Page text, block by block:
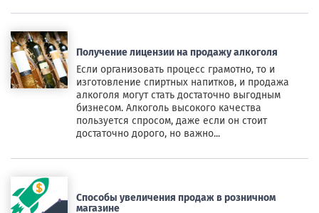
Получение лицензии на продажу алкоголя
Если организовать процесс грамотно, то и
изготовление спиртных напитков, и продажа
алкоголя могут стать достаточно выгодным
бизнесом. Алкоголь высокого качества
пользуется спросом, даже если он стоит
достаточно дорого, но важно...
Способы увеличения продаж в розничном
магазине